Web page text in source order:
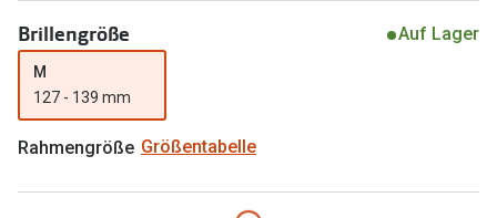
Angebote
Brillen 2 für 1
20% auf selbsttönende Gläser
Oakley
Brillengröße Auf Lager
M
127 - 139 mm
Rahmengröße Größentabelle